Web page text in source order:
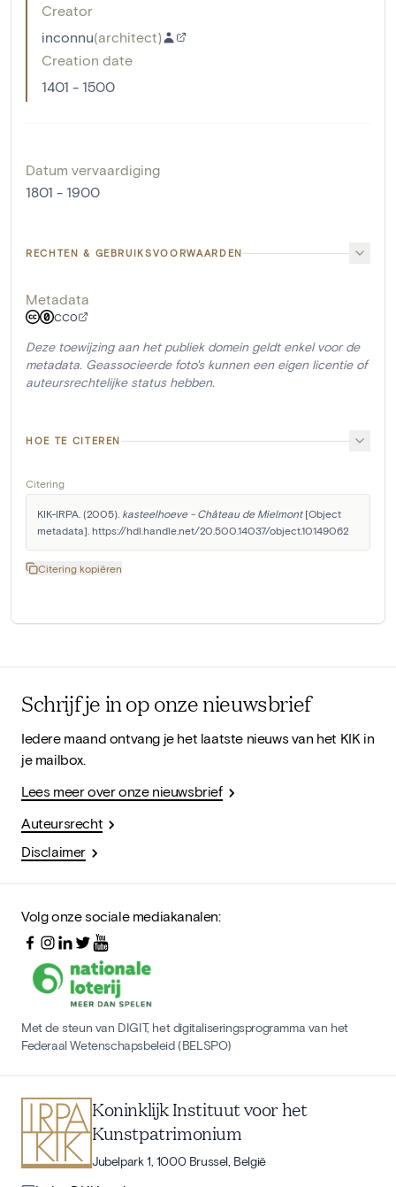
Creator
inconnu(architect)
Creation date
1401 - 1500
Datum vervaardiging
1801 - 1900
RECHTEN & GEBRUIKSVOORWAARDEN
Metadata
CC0
Deze toewijzing aan het publiek domein geldt enkel voor de
metadata. Geassocieerde foto's kunnen een eigen licentie of
auteursrechtelijke status hebben.
HOE TE CITEREN
Citering
KIK-IRPA. (2005). kasteelhoeve - Château de Mielmont [Object
metadata]. https://hdl.handle.net/20.500.14037/object.10149062
Citering kopiëren
Schrijf je in op onze nieuwsbrief
Iedere maand ontvang je het laatste nieuws van het KIK in
je mailbox.
Lees meer over onze nieuwsbrief
Auteursrecht
Disclaimer
Volg onze sociale mediakanalen:
Met de steun van DIGIT, het digitaliseringsprogramma van het
Federaal Wetenschapsbeleid (BELSPO)
Koninklijk Instituut voor het
Kunstpatrimonium
Jubelpark 1, 1000 Brussel, België